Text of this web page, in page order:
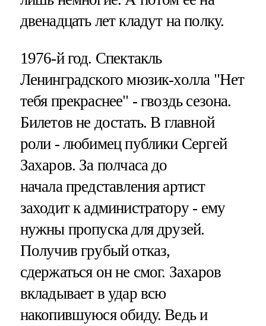
двенадцать лет кладут на полку.
1976-й год. Спектакль
Ленинградского мюзик-холла "Нет
тебя прекраснее" - гвоздь сезона.
Билетов не достать. В главной
роли - любимец публики Сергей
Захаров. За полчаса до
начала представления артист
заходит к администратору - ему
нужны пропуска для друзей.
Получив грубый отказ,
сдержаться он не смог. Захаров
вкладывает в удар всю
накопившуюся обиду. Ведь и